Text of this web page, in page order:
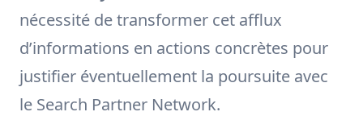
nécessité de transformer cet afflux
d’informations en actions concrètes pour
justifier éventuellement la poursuite avec
le Search Partner Network.